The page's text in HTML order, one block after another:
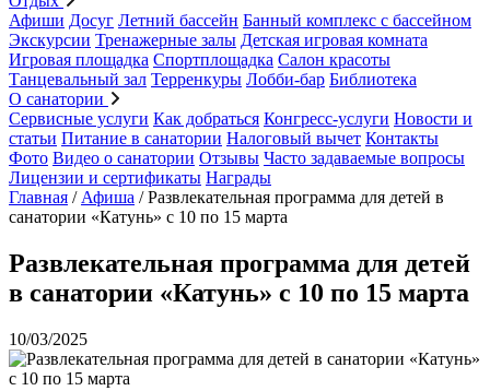
Афиши Досуг Летний бассейн Банный комплекс с бассейном
Экскурсии Тренажерные залы Детская игровая комната
Игровая площадка Спортплощадка Салон красоты
Танцевальный зал Терренкуры Лобби-бар Библиотека
О санатории
Сервисные услуги Как добраться Конгресс-услуги Новости и
статьи Питание в санатории Налоговый вычет Контакты
Фото Видео о санатории Отзывы Часто задаваемые вопросы
Лицензии и сертификаты Награды
Главная / Афиша /Развлекательная программа для детей в
санатории «Катунь» с 10 по 15 марта
Развлекательная программа для детей
в санатории «Катунь» с 10 по 15 марта
10/03/2025